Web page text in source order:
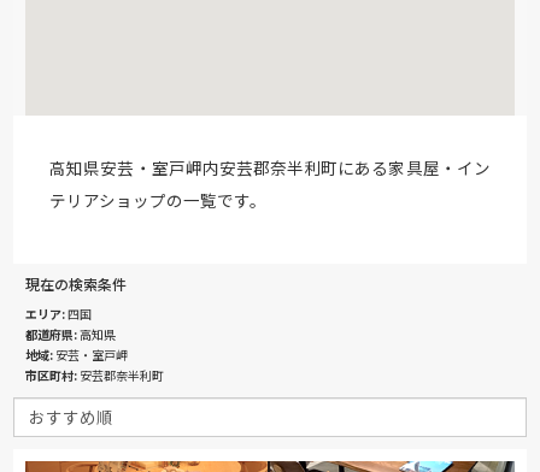
高知県安芸・室戸岬内安芸郡奈半利町にある家具屋・イン
テリアショップの一覧です。
現在の検索条件
エリア 四国
都道府県 高知県
地域 安芸・室戸岬
市区町村 安芸郡奈半利町